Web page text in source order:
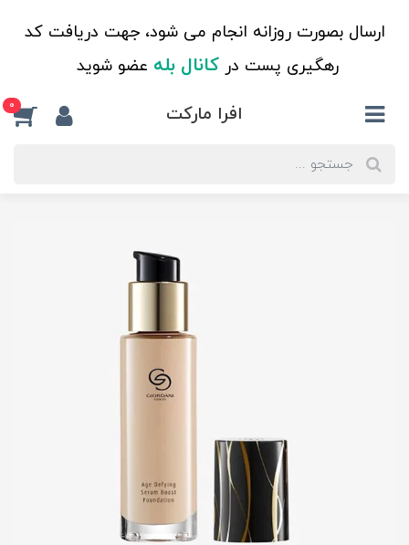
ارسال بصورت روزانه انجام می شود، جهت دریافت کد
رهگیری پست درکانال بله عضو شوید
افرا مارکت 0